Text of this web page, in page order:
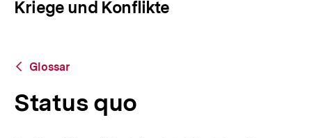
bpb.de
Kriege und Konflikte
Zurück
Übersicht
Glossar
Status quo